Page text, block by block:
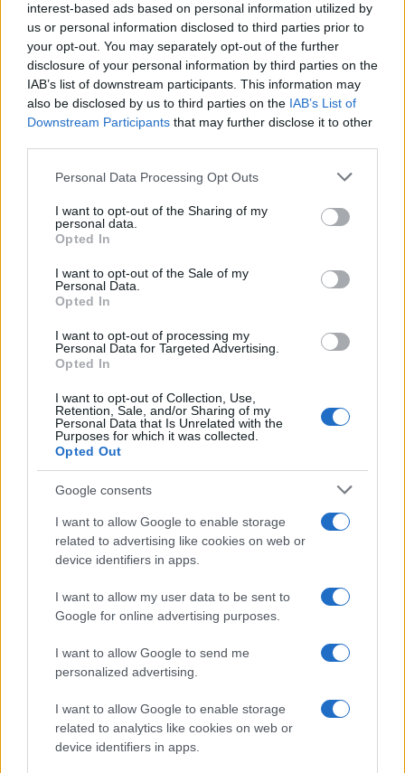
interest-based ads based on personal information utilized by
us or personal information disclosed to third parties prior to
your opt-out. You may separately opt-out of the further
disclosure of your personal information by third parties on the
IAB’s list of downstream participants. This information may
also be disclosed by us to third parties on the IAB’s List of
Downstream Participants that may further disclose it to other
Please note that this website/app uses one or more Google
not limited to your visit or usage behaviour. You may click to
grant or deny consent to Google and its third-party tags to
use your data for below specified purposes in below Google
consent section.
Personal Data Processing Opt Outs
I want to opt-out of the Sharing of my
personal data.
Opted In
I want to opt-out of the Sale of my
Personal Data.
Opted In
I want to opt-out of processing my
Personal Data for Targeted Advertising.
Opted In
I want to opt-out of Collection, Use,
Retention, Sale, and/or Sharing of my
Personal Data that Is Unrelated with the
Purposes for which it was collected.
Opted Out
Google consents
I want to allow Google to enable storage
related to advertising like cookies on web or
device identifiers in apps.
I want to allow my user data to be sent to
Google for online advertising purposes.
I want to allow Google to send me
personalized advertising.
I want to allow Google to enable storage
related to analytics like cookies on web or
device identifiers in apps.
Partage de données cryptos : la France s’engage avec 48 pays
Thomas Lefevre · 6 Août 2026
FISCO
Yannick Neuder propose une taxe sur les fabricants de
Thomas Lefevre · 6 Août 2026
COTATIONS CRYPTO
Nom Prix
Kinza Babylon Staked BTC
$16.49
FibSwap DEX
(FIBO)
$0.0085